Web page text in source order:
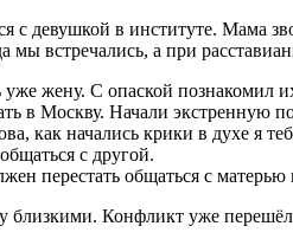
с девушкой в институте. Мама
встречались, а при
жену. С опаской познакомил
в Москву. Начали экстренную
как начались крики в духе я
с другой.
перестать общаться с
близкими. Конфликт уже